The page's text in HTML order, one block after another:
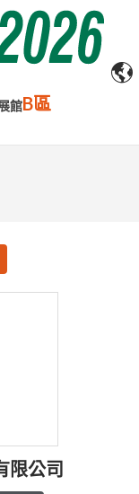
館B區
限公司